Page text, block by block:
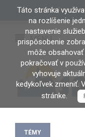
MENU
TÉMY
Táto stránka
na rozlíšenie
nastavenie
prispôsobenie
môže
pokračovať v
vyhovuje
kedykoľvek zmeniť.
stránke.